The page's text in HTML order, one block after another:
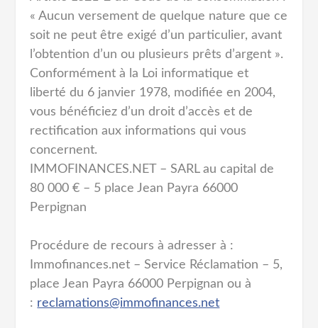
« Aucun versement de quelque nature que ce
soit ne peut être exigé d’un particulier, avant
l’obtention d’un ou plusieurs prêts d’argent ».
Conformément à la Loi informatique et
liberté du 6 janvier 1978, modifiée en 2004,
vous bénéficiez d’un droit d’accès et de
rectification aux informations qui vous
concernent.
IMMOFINANCES.NET – SARL au capital de
80 000 € – 5 place Jean Payra 66000
Perpignan
Procédure de recours à adresser à :
Immofinances.net – Service Réclamation – 5,
place Jean Payra 66000 Perpignan ou à
: reclamations@immofinances.net